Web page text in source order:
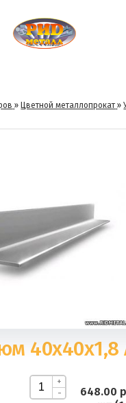
» Цветной металлопрокат »
40х40х1,8
+
- 648.00